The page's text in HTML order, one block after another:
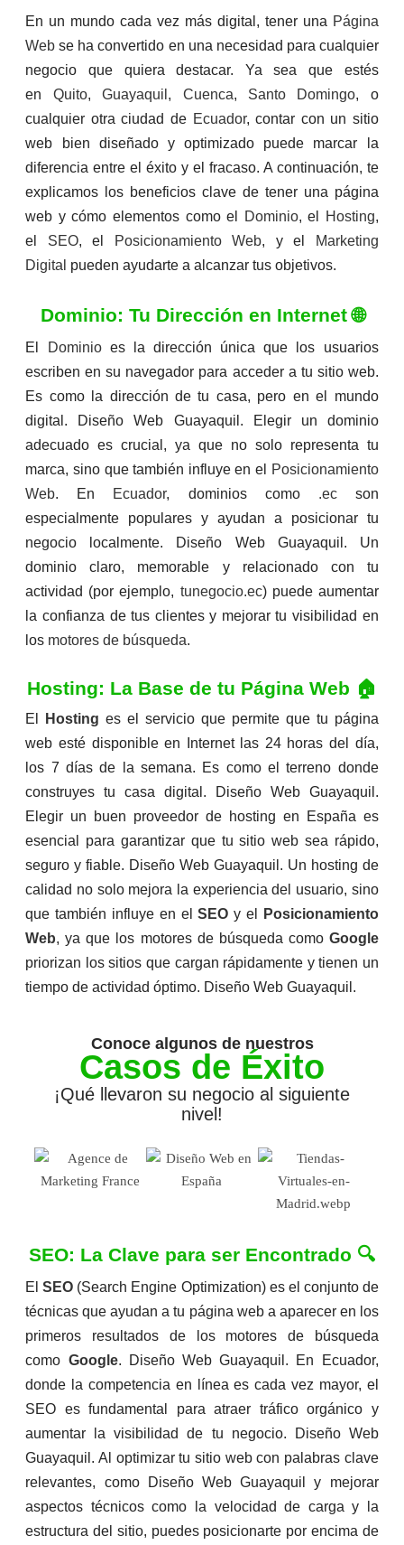
En un mundo cada vez más digital, tener una Página
Web se ha convertido en una necesidad para cualquier
negocio que quiera destacar. Ya sea que estés
en Quito,Guayaquil , Cuenca, Santo Domingo, o
cualquier otra ciudad de Ecuador, contar con un sitio
web bien diseñado y optimizado puede marcar la
diferencia entre el éxito y el fracaso. A continuación, te
explicamos los beneficios clave de tener una página
web y cómo elementos como el
Dominio, el Hosting,
el SEO, el Posicionamiento Web, y el
Marketing
Digital pueden ayudarte a alcanzar tus objetivos.
Dominio: Tu Dirección en Internet 🌐
El Dominioes la dirección única que los usuarios
escriben en su navegador para acceder a tu sitio web.
Es como la dirección de tu casa, pero en el mundo
digital. Diseño Web Guayaquil. Elegir un dominio
adecuado es crucial, ya que no solo representa tu
marca, sino que también influye en el
Posicionamiento
Web. En Ecuador, dominios como .ecson
especialmente populares y ayudan a posicionar tu
negocio localmente. Diseño Web Guayaquil. Un
dominio claro, memorable y relacionado con tu
actividad (por ejemplo, tunegocio.ec) puede aumentar
la confianza de tus clientes y mejorar tu visibilidad en
los motores de búsqueda.
Hosting: La Base de tu Página Web 🏠
El Hosting es el servicio que permite que tu página
web esté disponible en Internet las 24 horas del día,
los 7 días de la semana. Es como el terreno donde
construyes tu casa digital. Diseño Web Guayaquil.
Elegir un buen proveedor de hosting en España es
esencial para garantizar que tu sitio web sea rápido,
seguro y fiable. Diseño Web Guayaquil. Un hosting de
calidad no solo mejora la experiencia del usuario, sino
que también influye en elSEO y el
Posicionamiento
Web, ya que los motores de búsqueda como Google
priorizan los sitios que cargan rápidamente y tienen un
tiempo de actividad óptimo. Diseño Web Guayaquil.
Conoce algunos de nuestros
Casos de Éxito
¡Qué llevaron su negocio al siguiente
nivel!
SEO: La Clave para ser Encontrado 🔍
ElSEO (Search Engine Optimization) es el conjunto de
técnicas que ayudan a tu página web a aparecer en los
primeros resultados de los motores de búsqueda
como Google. Diseño Web Guayaquil. En Ecuador,
donde la competencia en línea es cada vez mayor, el
SEO es fundamental para atraer tráfico orgánico y
aumentar la visibilidad de tu negocio. Diseño Web
Guayaquil. Al optimizar tu sitio web con palabras clave
relevantes, como Diseño Web Guayaquil y mejorar
aspectos técnicos como la velocidad de carga y la
estructura del sitio, puedes posicionarte por encima de